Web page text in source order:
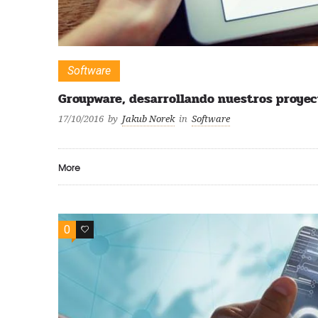
Software
Groupware, desarrollando nuestros
17/10/2016 by Jakub Norek in Software
More
0 0